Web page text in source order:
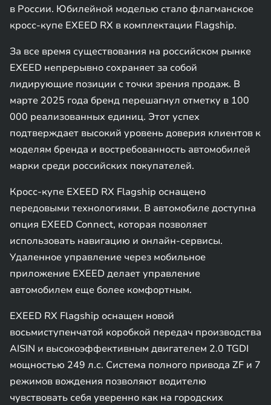
в России. Юбилейной моделью стало флагманское
кросс-купе EXEED RX в комплектации Flagship.
За все время существования на российском рынке
EXEED непрерывно сохраняет за собой
лидирующие позиции с точки зрения продаж. В
марте 2025 года бренд перешагнул отметку в 100
000 реализованных единиц. Этот успех
подтверждает высокий уровень доверия клиентов к
моделям бренда и востребованность автомобилей
марки среди российских покупателей.
Кросс-купе EXEED RX Flagship оснащено
передовыми технологиями. В автомобиле доступна
опция EXEED Connect, которая позволяет
использовать навигацию и онлайн-сервисы.
Удаленное управление через мобильное
приложение EXEED делает управление
автомобилем еще более комфортным.
EXEED RX Flagship оснащен новой
восьмиступенчатой коробкой передач производства
AISIN и высокоэффективным двигателем 2.0 TGDI
мощностью 249 л.с. Система полного привода ZF и 7
режимов вождения позволяют водителю
чувствовать себя уверенно как на городских